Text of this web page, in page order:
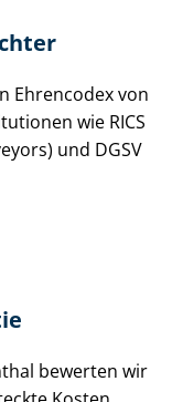
Ehrencodex von
wie RICS
und DGSV
bewerten wir